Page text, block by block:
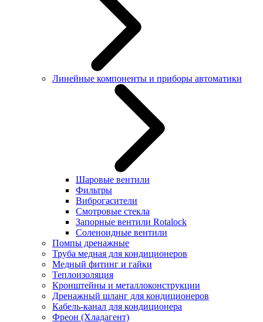
Линейные компоненты и приборы автоматики
Шаровые вентили
Фильтры
Виброгасители
Смотровые стекла
Запорные вентили Rotalock
Соленоидные вентили
Помпы дренажные
Труба медная для кондиционеров
Медный фитинг и гайки
Теплоизоляция
Кронштейны и металлоконструкции
Дренажный шланг для кондиционеров
Кабель-канал для кондиционера
Фреон (Хладагент)